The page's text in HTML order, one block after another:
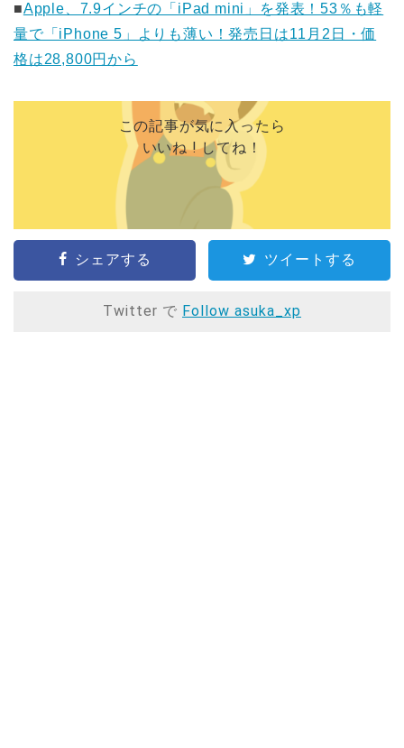
■Apple、7.9インチの「iPad mini」を発表！53％も軽
量で「iPhone 5」よりも薄い！発売日は11月2日・価
格は28,800円から
この記事が気に入ったら
いいね ! してね！
シェアする ツイートする
Twitter で Follow asuka_xp